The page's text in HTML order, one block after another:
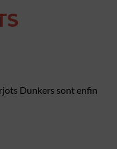
Dunkers sont enfin